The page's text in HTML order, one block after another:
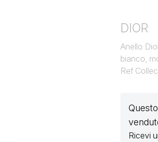
DIOR
Anello
bianco,
Ref
Ricevi